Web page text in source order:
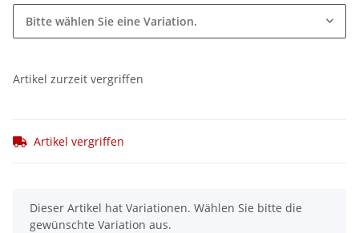
Bitte wählen Sie eine Variation.
Artikel zurzeit vergriffen
Artikel vergriffen
x
Dieser Artikel hat Variationen. Wählen Sie bitte die
gewünschte Variation aus.